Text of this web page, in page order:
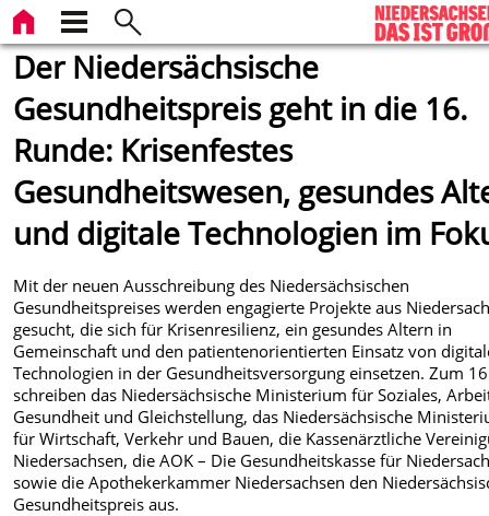
Der Niedersächsische
Gesundheitspreis geht in die 16.
Runde: Krisenfestes
Gesundheitswesen, gesundes
und digitale Technologien im
Mit der neuen Ausschreibung des Niedersächsischen
Gesundheitspreises werden engagierte Projekte aus
gesucht, die sich für Krisenresilienz, ein gesundes Altern in
Gemeinschaft und den patientenorientierten Einsatz von
Technologien in der Gesundheitsversorgung einsetzen. Zum
schreiben das Niedersächsische Ministerium für Soziales,
Gesundheit und Gleichstellung, das Niedersächsische
für Wirtschaft, Verkehr und Bauen, die Kassenärztliche
Niedersachsen, die AOK – Die Gesundheitskasse für
sowie die Apothekerkammer Niedersachsen den
Gesundheitspreis aus.